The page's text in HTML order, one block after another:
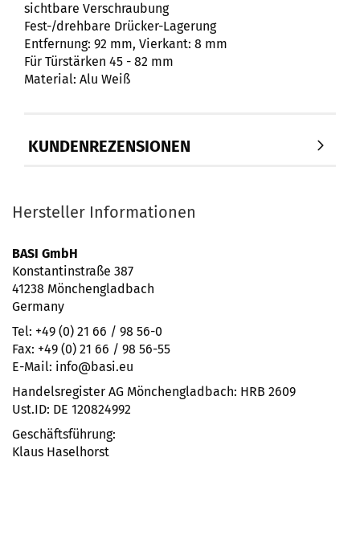
sichtbare Verschraubung
Fest-/drehbare Drücker-Lagerung
Entfernung: 92 mm, Vierkant: 8 mm
Für Türstärken 45 - 82 mm
Material: Alu Weiß
KUNDENREZENSIONEN
Hersteller Informationen
BASI GmbH
Konstantinstraße 387
41238 Mönchengladbach
Germany
Tel: +49 (0) 21 66 / 98 56-0
Fax: +49 (0) 21 66 / 98 56-55
E-Mail: info@basi.eu
Handelsregister AG Mönchengladbach: HRB 2609
Ust.ID: DE 120824992
Geschäftsführung:
Klaus Haselhorst